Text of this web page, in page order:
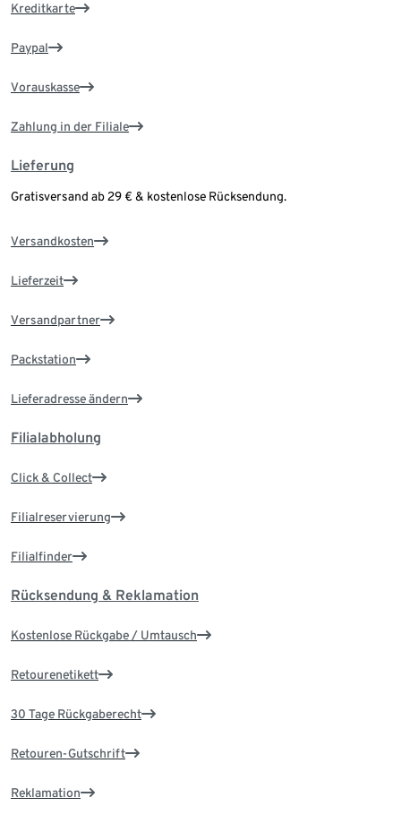
Kreditkarte
Paypal
Vorauskasse
Zahlung in der Filiale
Lieferung
Gratisversand ab 29 € & kostenlose Rücksendung.
Versandkosten
Lieferzeit
Versandpartner
Packstation
Lieferadresse ändern
Filialabholung
Click & Collect
Filialreservierung
Filialfinder
Rücksendung & Reklamation
Kostenlose Rückgabe / Umtausch
Retourenetikett
30 Tage Rückgaberecht
Retouren-Gutschrift
Reklamation